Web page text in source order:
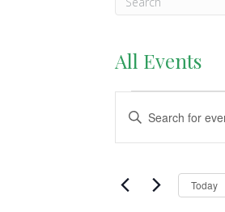
All Events
Events
for
June
E
v
e
Today